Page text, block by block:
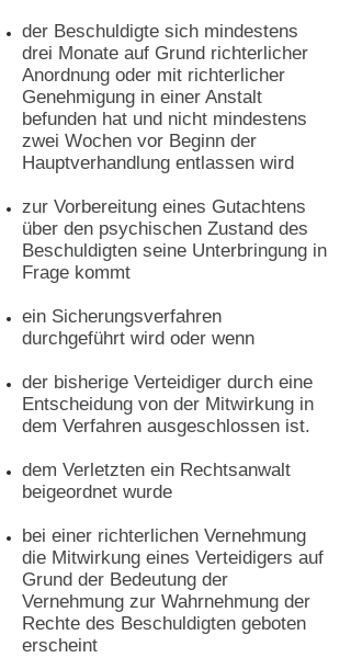
der Beschuldigte sich mindestens
drei Monate auf Grund richterlicher
Anordnung oder mit richterlicher
Genehmigung in einer Anstalt
befunden hat und nicht mindestens
zwei Wochen vor Beginn der
Hauptverhandlung entlassen wird
zur Vorbereitung eines Gutachtens
über den psychischen Zustand des
Beschuldigten seine Unterbringung in
Frage kommt
ein Sicherungsverfahren
durchgeführt wird oder wenn
der bisherige Verteidiger durch eine
Entscheidung von der Mitwirkung in
dem Verfahren ausgeschlossen ist.
dem Verletzten ein Rechtsanwalt
beigeordnet wurde
bei einer richterlichen Vernehmung
die Mitwirkung eines Verteidigers auf
Grund der Bedeutung der
Vernehmung zur Wahrnehmung der
Rechte des Beschuldigten geboten
erscheint